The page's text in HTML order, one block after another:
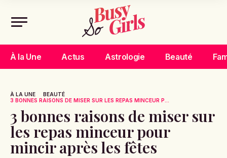
À la Une Actus Astrologie Beauté
À LA UNE
BEAUTÉ
3 BONNES RAISONS DE MISER SUR LES REPAS MINCEUR P...
3 bonnes raisons de miser sur
les repas minceur pour
mincir après les fêtes